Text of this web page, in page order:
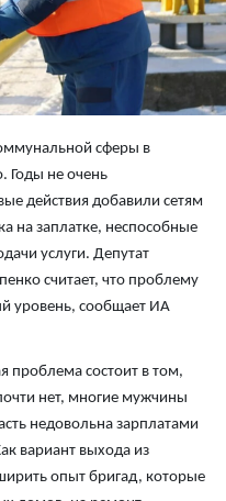
сферы в
Годы не очень
действия добавили сетям
на заплатке, неспособные
услуги. Депутат
считает, что проблему
уровень, сообщает ИА
проблема состоит в том,
нет, многие мужчины
недовольна зарплатами
вариант выхода из
опыт бригад, которые